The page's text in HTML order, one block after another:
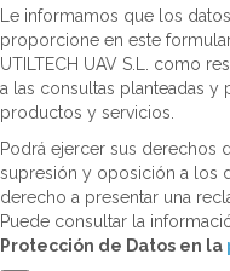
Le informamos que los
proporcione en este
UTILTECH UAV S.L. como
a las consultas planteadas
productos y servicios.
Podrá ejercer sus derechos
supresión y oposición a los
derecho a presentar una
Puede consultar la
Protección de Datos en la